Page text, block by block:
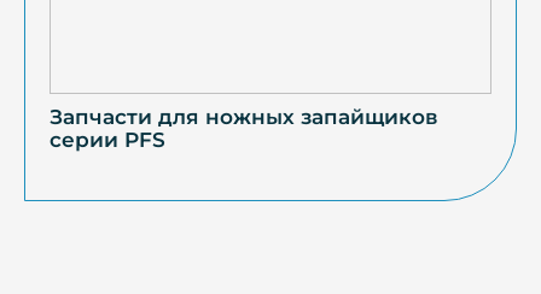
Запчасти для ножных запайщиков
серии PFS